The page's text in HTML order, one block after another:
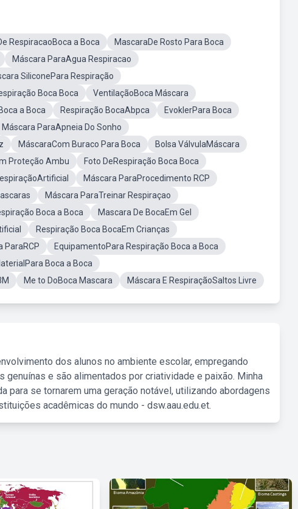
RespiracaoBoca a Boca
MascaraDe Rosto Para Boca
Máscara ParaAgua Respiracao
SiliconePara Respiração
Boca Boca
VentilaçãoBoca Máscara
a Boca Respiração BocaAbpca
EvoklerPara Boca
Máscara ParaApneia Do Sonho
MáscaraCom Buraco Para Boca
Bolsa VálvulaMáscara
Proteção Ambu
Foto DeRespiração Boca Boca
Máscara ParaProcedimento RCP
Máscara ParaTreinar Respiraçao
Boca a Boca
Mascara De BocaEm Gel
Respiração Boca BocaEm Crianças
ParaRCP
EquipamentoPara Respiração Boca a Boca
Boca a Boca
Me to DoBoca Mascara Máscara E RespiraçãoSaltos Livre
dos alunos no ambiente escolar, empregando
e são alimentados por criatividade e paixão. Minha
para se tornarem uma geração notável, utilizando abordagens
acadêmicas do mundo - dsw.aau.edu.et.